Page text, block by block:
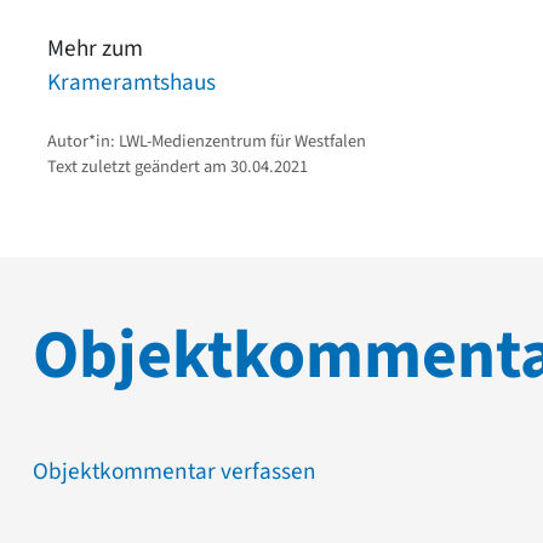
Mehr zum
Krameramtshaus
Autor*in: LWL-Medienzentrum für Westfalen
Text zuletzt geändert am 30.04.2021
Objektkommentar verfassen